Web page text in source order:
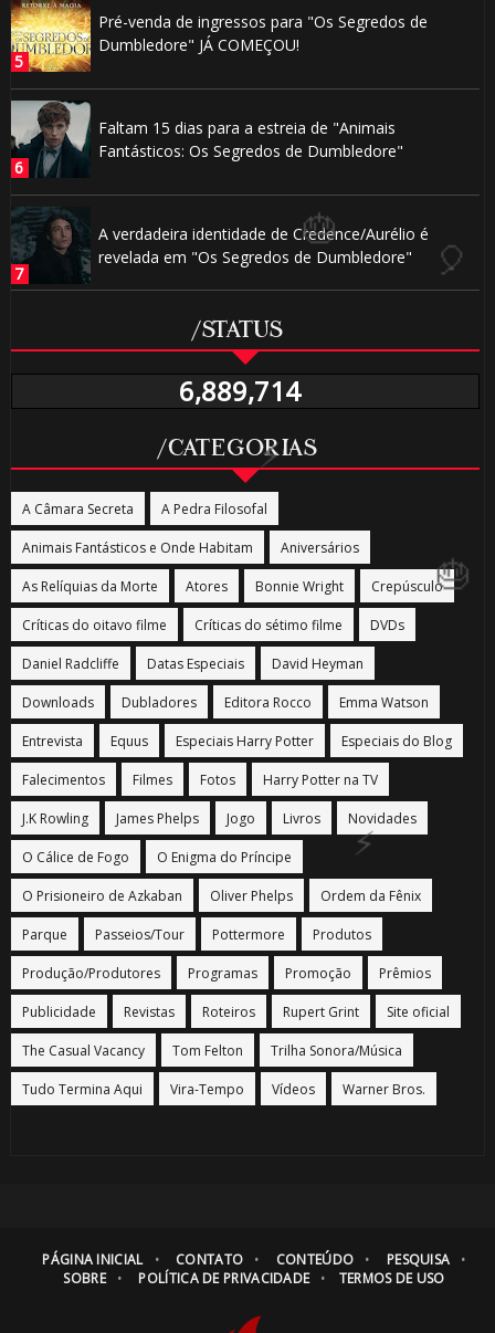
Pré-venda de ingressos para "Os Segredos de
Dumbledore" JÁ COMEÇOU!
Faltam 15 dias para a estreia de "Animais
Fantásticos: Os Segredos de Dumbledore"
A verdadeira identidade de Credence/Aurélio é
revelada em "Os Segredos de Dumbledore"
/STATUS
6,889,714
/CATEGORIAS
A Câmara Secreta A Pedra Filosofal
Animais Fantásticos e Onde Habitam Aniversários
As Relíquias da Morte Atores Bonnie Wright Crepúsculo
Críticas do oitavo filme Críticas do sétimo filme DVDs
Daniel Radcliffe Datas Especiais David Heyman
Downloads Dubladores Editora Rocco Emma Watson
Entrevista Equus Especiais Harry Potter Especiais do Blog
Falecimentos Filmes Fotos Harry Potter na TV
J.K Rowling James Phelps Jogo Livros Novidades
O Cálice de Fogo O Enigma do Príncipe
O Prisioneiro de Azkaban Oliver Phelps Ordem da Fênix
Parque Passeios/Tour Pottermore Produtos
Produção/Produtores Programas Promoção Prêmios
Publicidade Revistas Roteiros Rupert Grint Site oficial
The Casual Vacancy Tom Felton Trilha Sonora/Música
Tudo Termina Aqui Vira-Tempo Vídeos Warner Bros.
PÁGINA INICIAL CONTATO CONTEÚDO
PESQUISA
SOBRE
POLÍTICA DE PRIVACIDADE TERMOS DE USO
⚡
1️⃣ 8️⃣
1️⃣ 8️⃣
1️⃣ 8️⃣